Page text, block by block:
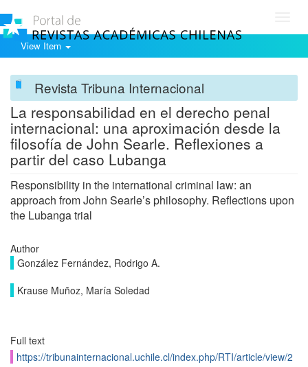
View Item
Revista Tribuna Internacional
La responsabilidad en el derecho penal
internacional: una aproximación desde la
filosofía de John Searle. Reflexiones a
partir del caso Lubanga
Responsibility in the international criminal law: an
approach from John Searle’s philosophy. Reflections upon
the Lubanga trial
Author
González Fernández, Rodrigo A.
Krause Muñoz, María Soledad
Full text
https://tribunainternacional.uchile.cl/index.php/RTI/article/view/2